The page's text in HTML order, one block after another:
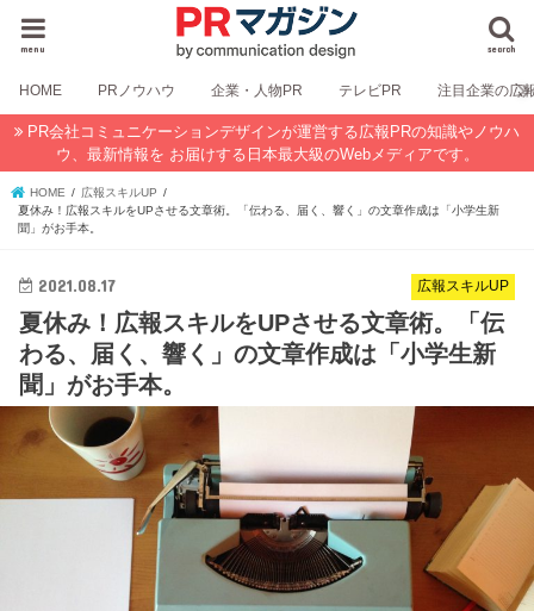
search
menu
HOME PRノウハウ 企業・人物PR テレビPR 注目企業の広
PR会社コミュニケーションデザインが運営する広報PRの知識やノウハ
ウ、最新情報を お届けする日本最大級のWebメディアです。
HOME
広報スキルUP
夏休み！広報スキルをUPさせる文章術。「伝わる、届く、響く」の文章作成は「小学生新
聞」がお手本。
広報スキルUP
2021.08.17
夏休み！広報スキルをUPさせる文章術。「伝
わる、届く、響く」の文章作成は「小学生新
聞」がお手本。